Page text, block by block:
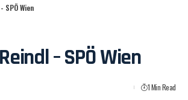
SPÖ Wien
– SPÖ Wien
1 Min Read